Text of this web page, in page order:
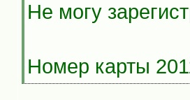
Не могу
Номер карты